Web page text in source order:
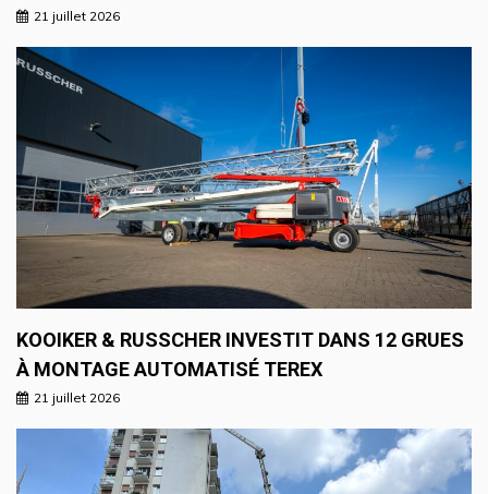
21 juillet 2026
KOOIKER & RUSSCHER INVESTIT DANS 12 GRUES
À MONTAGE AUTOMATISÉ TEREX
21 juillet 2026